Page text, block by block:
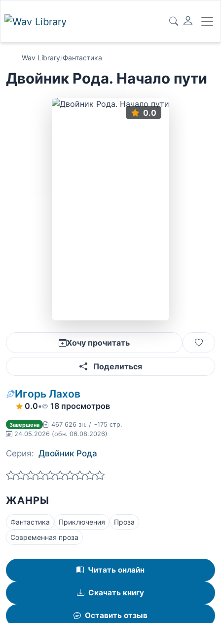
Wav Library/Фантастика
Двойник Рода. Начало пути
0.0
Хочу прочитать
Поделиться
Игорь Лахов
0.0• 18 просмотров
Завершена
467 626 зн. / ~175 стр.
24.05.2026 (обн. 06.08.2026)
Серия: Двойник Рода
ЖАНРЫ
Фантастика Приключения
Проза
Современная проза
Читать онлайн
Скачать книгу
Оставить отзыв